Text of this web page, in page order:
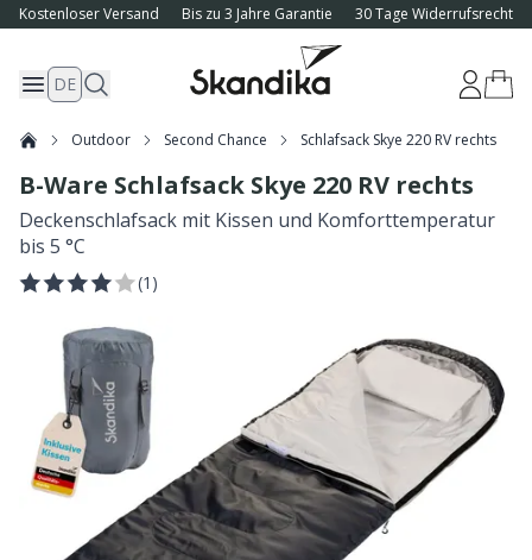
Kostenloser Versand Bis zu 3 Jahre Garantie 30 Tage Widerrufsrecht
DE
Outdoor Second Chance Schlafsack Skye 220 RV rechts
B-Ware Schlafsack Skye 220 RV rechts
Deckenschlafsack mit Kissen und Komforttemperatur
bis 5 °C
(1 )